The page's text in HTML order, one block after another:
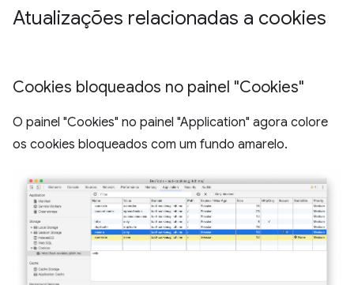
Atualizações relacionadas a cookies
Cookies bloqueados no painel "Cookies"
O painel "Cookies" no painel "Application" agora colore
os cookies bloqueados com um fundo amarelo.